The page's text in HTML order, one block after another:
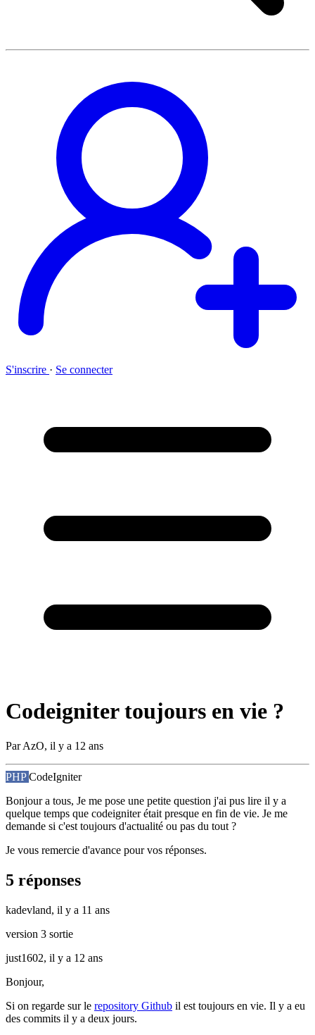
S'inscrire · Se connecter
Codeigniter toujours en vie ?
ParAzO, il y a 12 ans
PHPCodeIgniter
Bonjour a tous, Je me pose une petite question j'ai pus lire il y a
quelque temps que codeigniter était presque en fin de vie. Je me
demande si c'est toujours d'actualité ou pas du tout ?
Je vous remercie d'avance pour vos réponses.
5 réponses
kadevland, il y a 11 ans
version 3 sortie
just1602, il y a 12 ans
Bonjour,
Si on regarde sur le repository Github il est toujours en vie. Il y a eu
des commits il y a deux jours.